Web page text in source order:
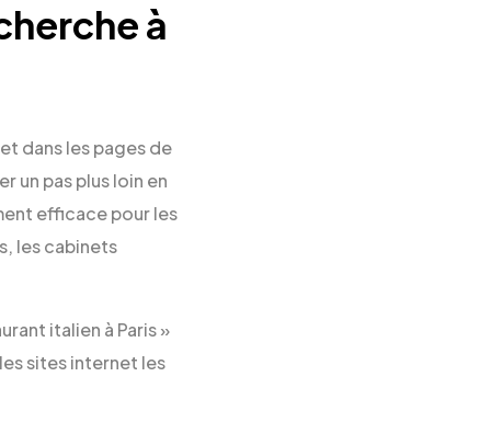
à
dans les pages de
un pas plus loin en
efficace pour les
les cabinets
italien à Paris »
sites internet les